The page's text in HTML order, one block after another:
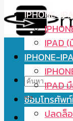
ค้นหา:
IPHONE-
IPAD (
IPHONE-
IPAD
ซ่อมโทรศัพ
ปลดล็